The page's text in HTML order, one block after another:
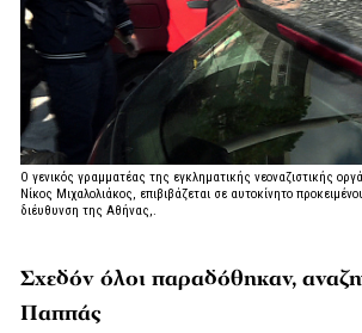
Ο γενικός γραμματέας της εγκληματικής νεοναζιστικής
Νίκος Μιχαλολιάκος, επιβιβάζεται σε αυτοκίνητο
διέυθυνση της Αθήνας,.
Σχεδόν όλοι παραδόθηκαν,
Παππάς